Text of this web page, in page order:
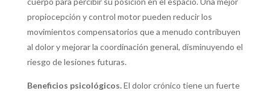
propiocepción y control motor pueden reducir los
movimientos compensatorios que a menudo contribuyen
al dolor y mejorar la coordinación general, disminuyendo el
riesgo de lesiones futuras.
Beneficios psicológicos.El dolor crónico tiene un fuerte